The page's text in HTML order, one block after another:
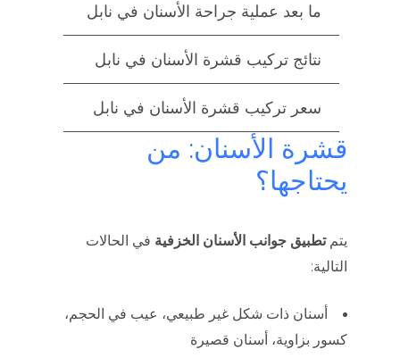
ما بعد عملية جراحة الأسنان في نابل
نتائج تركيب قشرة الأسنان في نابل
سعر تركيب قشرة الأسنان في نابل
قشرة الأسنان: من
يحتاجها؟
يتمتطبيق جوانب الأسنان الخزفية في الحالات
التالية:
أسنان ذات شكل غير طبيعي، عيب في الحجم،
كسور بزاوية، أسنان قصيرة